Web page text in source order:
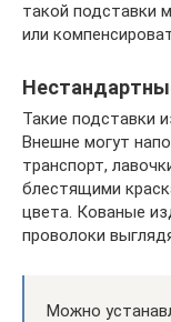
такой подставки
или
Такие подставки
Внешне могут
транспорт,
блестящими
цвета. Кованые
проволоки
Можно